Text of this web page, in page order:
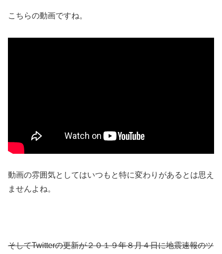
こちらの動画ですね。
動画の雰囲気としてはいつもと特に変わりがあるとは思え
ませんよね。
そしてTwitterの更新が２０１９年８月４日に地震速報のツ